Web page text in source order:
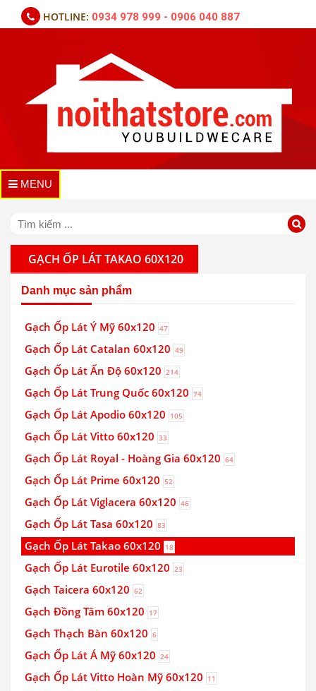
HOTLINE: 0934 978 999 - 0906 040 887
MENU
GẠCH ỐP LÁT TAKAO 60X120
Danh mục sản phẩm
Gạch Ốp Lát Ý Mỹ 60x120 47
Gạch Ốp Lát Catalan 60x120 49
Gạch Ốp Lát Ấn Độ 60x120 214
Gạch Ốp Lát Trung Quốc 60x120 74
Gạch Ốp Lát Apodio 60x120 105
Gạch Ốp Lát Vitto 60x120 33
Gạch Ốp Lát Royal - Hoàng Gia 60x120 64
Gạch Ốp Lát Prime 60x120 52
Gạch Ốp Lát Viglacera 60x120 46
Gạch Ốp Lát Tasa 60x120 83
Gạch Ốp Lát Takao 60x120 18
Gạch Ốp Lát Eurotile 60x120 23
Gạch Taicera 60x120 62
Gạch Đồng Tâm 60x120 17
Gạch Thạch Bàn 60x120 6
Gạch Ốp Lát Á Mỹ 60x120 24
Gạch Ốp Lát Vitto Hoàn Mỹ 60x120 11